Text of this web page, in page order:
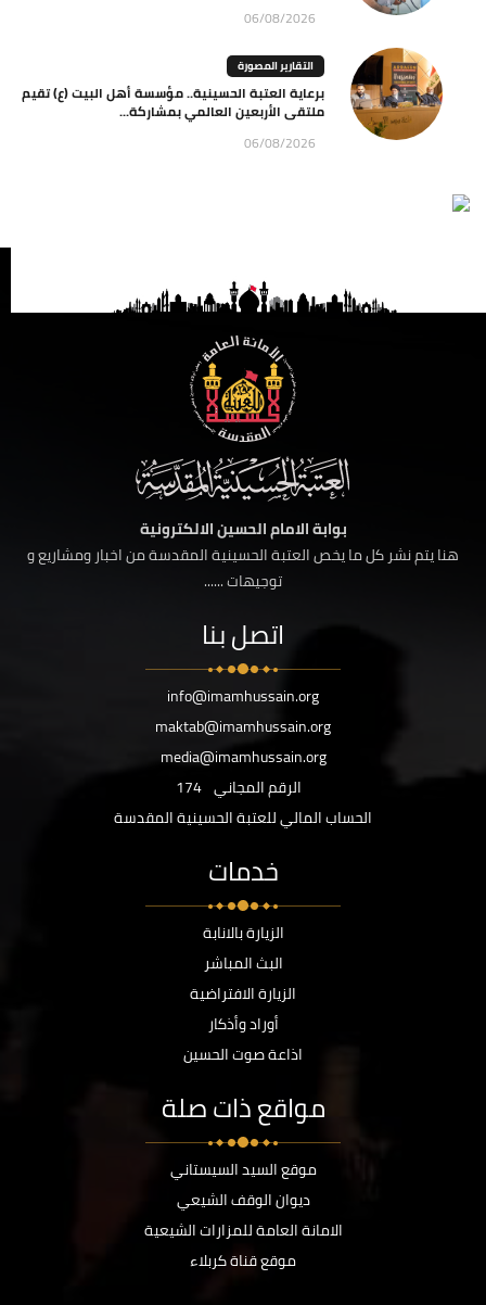
06/08/2026
التقارير المصورة
برعاية العتبة الحسينية.. مؤسسة أهل البيت (ع) تقيم
ملتقى الأربعين العالمي بمشاركة...
06/08/2026
بوابة الامام الحسين الالكترونية
هنا يتم نشر كل ما يخص العتبة الحسينية المقدسة من اخبار ومشاريع و
توجيهات ......
اتصل بنا
info@imamhussain.org
maktab@imamhussain.org
media@imamhussain.org
الرقم المجاني 174
الحساب المالي للعتبة الحسينية المقدسة
خدمات
الزيارة بالانابة
البث المباشر
الزيارة الافتراضية
أوراد وأذكار
اذاعة صوت الحسين
مواقع ذات صلة
موقع السيد السيستاني
ديوان الوقف الشيعي
الامانة العامة للمزارات الشيعية
موقع قناة كربلاء